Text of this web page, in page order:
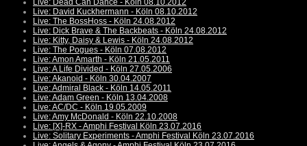
Live: Dead Can Dance - Köln 08.10.2012
Live: David Kuckhermann - Köln 08.10.2012
Live: The BossHoss - Köln 24.08.2012
Live: Dick Brave & The Backbeats - Köln 24.08.2012
Live: Kitty, Daisy & Lewis - Köln 24.08.2012
Live: The Pogues - Köln 07.08.2012
Live: Amon Amarth - Köln 21.05.2011
Live: A Life Divided - Köln 27.05.2006
Live: Akanoid - Köln 30.04.2007
Live: Admiral Black - Köln 14.05.2011
Live: Adam Green - Köln 13.04.2008
Live: AC/DC - Köln 19.05.2009
Live: Amy McDonald - Köln 22.10.2008
Live: [X]-RX - Amphi Festival Köln 23.07.2016
Live: Solitary Experiments - Amphi Festival Köln 23.07.2016